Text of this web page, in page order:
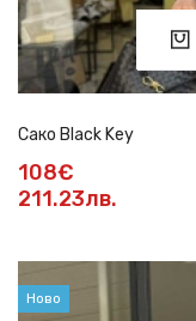
Сако Black Key
108€
211.23лв.
Ново